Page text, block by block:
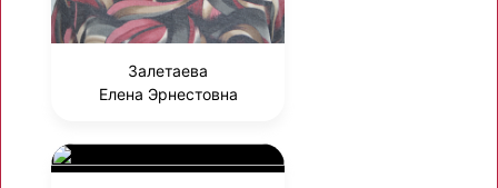
Залетаева
Елена Эрнестовна